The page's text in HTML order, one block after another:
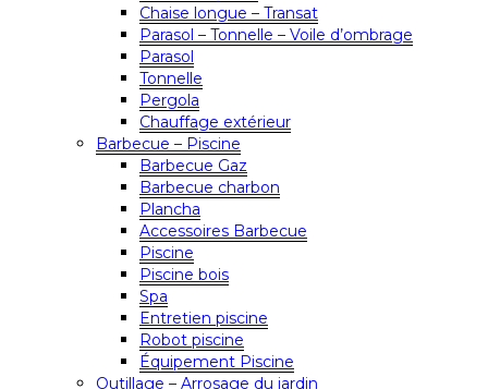
Chaise longue – Transat
Parasol – Tonnelle – Voile d’ombrage
Parasol
Tonnelle
Pergola
Chauffage extérieur
Barbecue – Piscine
Barbecue Gaz
Barbecue charbon
Plancha
Accessoires Barbecue
Piscine
Piscine bois
Spa
Entretien piscine
Robot piscine
Équipement Piscine
Outillage – Arrosage du jardin